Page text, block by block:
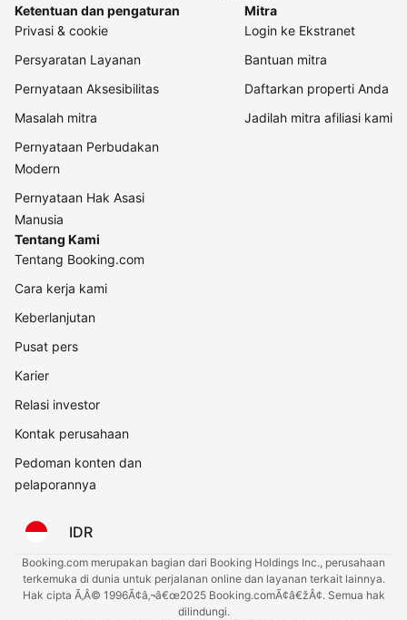
Ketentuan dan pengaturan
Privasi & cookie
Persyaratan Layanan
Pernyataan Aksesibilitas
Masalah mitra
Pernyataan Perbudakan
Modern
Pernyataan Hak Asasi
Manusia
Mitra
Login ke Ekstranet
Bantuan mitra
Daftarkan properti Anda
Jadilah mitra afiliasi kami
Tentang Kami
Tentang Booking.com
Cara kerja kami
Keberlanjutan
Pusat pers
Karier
Relasi investor
Kontak perusahaan
Pedoman konten dan
pelaporannya
IDR
Booking.com merupakan bagian dari Booking Holdings Inc., perusahaan
terkemuka di dunia untuk perjalanan online dan layanan terkait lainnya.
Hak cipta Ã‚Â© 1996Ã¢â‚¬â€œ2025 Booking.comÃ¢â€žÂ¢. Semua hak
dilindungi.